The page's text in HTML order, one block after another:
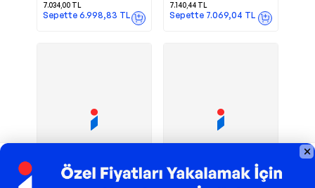
7.034,00 TL
Sepette 6.998,83 TL
7.140,44 TL
Sepette 7.069,04 TL